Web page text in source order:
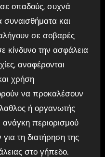
οπαδούς, συχνά
και
σε σοβαρές
κίνδυνο την ασφάλεια
αναφέρονται
χρήση
να προκαλέσουν
ή οργανωτής
ανάγκη περιορισμού
τη διατήρηση της
στο γήπεδο.